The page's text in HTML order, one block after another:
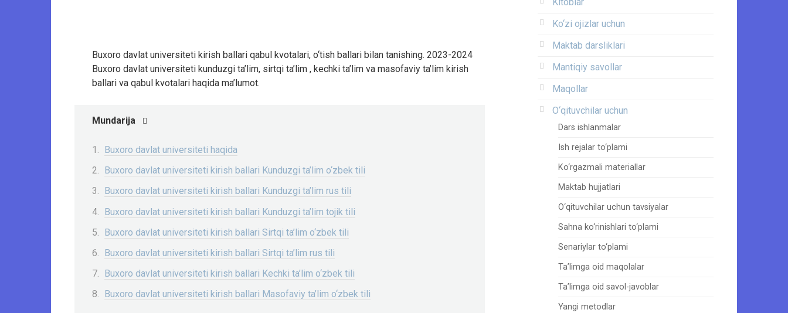
Buxoro davlat universiteti kirish ballari qabul kvotalari, o‘tish ballari bilan tanishing. 2023-2024
Buxoro davlat universiteti kunduzgi ta’lim, sirtqi ta’lim , kechki ta’lim va masofaviy ta’lim kirish
ballari va qabul kvotalari haqida ma’lumot.
Mundarija
Buxoro davlat universiteti haqida
Buxoro davlat universiteti kirish ballari Kunduzgi ta’lim o‘zbek tili
Buxoro davlat universiteti kirish ballari Kunduzgi ta’lim rus tili
Buxoro davlat universiteti kirish ballari Kunduzgi ta’lim tojik tili
Buxoro davlat universiteti kirish ballari Sirtqi ta’lim o‘zbek tili
Buxoro davlat universiteti kirish ballari Sirtqi ta’lim rus tili
Buxoro davlat universiteti kirish ballari Kechki ta’lim o‘zbek tili
Buxoro davlat universiteti kirish ballari Masofaviy ta’lim o‘zbek tili
Kitoblar
Ko‘zi ojizlar uchun
Maktab darsliklari
Mantiqiy savollar
Maqollar
O‘qituvchilar uchun
Dars ishlanmalar
Ish rejalar to‘plami
Ko‘rgazmali materiallar
Maktab hujjatlari
O‘qituvchilar uchun tavsiyalar
Sahna ko‘rinishlari to‘plami
Senariylar to‘plami
Ta’limga oid maqolalar
Ta’limga oid savol-javoblar
Yangi metodlar